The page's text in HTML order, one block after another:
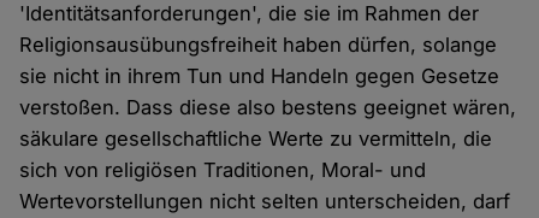
'Identitätsanforderungen', die sie im Rahmen der
Religionsausübungsfreiheit haben dürfen, solange
sie nicht in ihrem Tun und Handeln gegen Gesetze
verstoßen. Dass diese also bestens geeignet wären,
säkulare gesellschaftliche Werte zu vermitteln, die
sich von religiösen Traditionen, Moral- und
Wertevorstellungen nicht selten unterscheiden, darf